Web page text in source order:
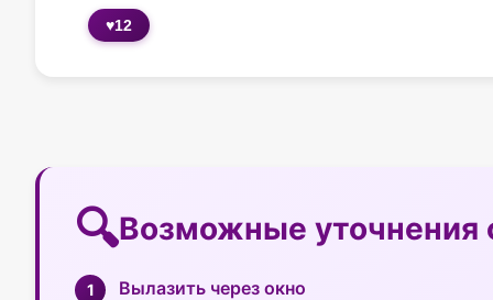
♥12
Возможные уточнения
Вылазить через окно